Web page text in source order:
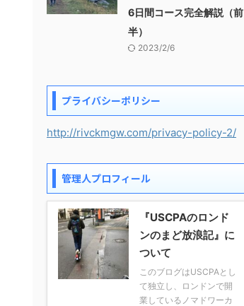
6日間コース完全解説（前
半）
2023/2/6
プライバシーポリシー
http://rivckmgw.com/privacy-policy-2/
管理人プロフィール
『USCPAのロンド
ンのまど放浪記』に
ついて
このブログはUSCPAとし
て独立し、ロンドンで開
業しているノマドワーカ